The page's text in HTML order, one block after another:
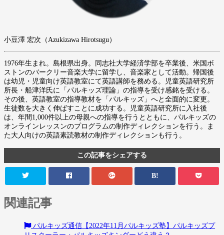
小豆澤 宏次（Azukizawa Hirotsugu）
1976年生まれ。島根県出身。同志社大学経済学部を卒業後、米国ボ
ストンのバークリー音楽大学に留学し、音楽家として活動。帰国後
は幼児・児童向け英語教室にて英語講師を務める。児童英語研究所
所長・船津洋氏に「パルキッズ理論」の指導を受け感銘を受ける。
その後、英語教室の指導教材を「パルキッズ」へと全面的に変更。
生徒数を大きく伸ばすことに成功する。児童英語研究所に入社後
は、年間1,000件以上の母親への指導を行うとともに、パルキッズの
オンラインレッスンのプログラムの制作ディレクションを行う。ま
た大人向けの英語素読教材の制作ディレクションも行う。
この記事をシェアする
B!
関連記事
パルキッズ通信【2022年11月パルキッズ塾】パルキッズプ